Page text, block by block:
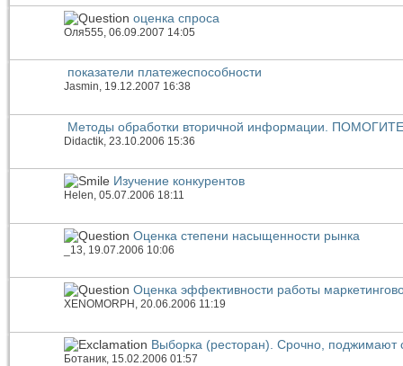
оценка спроса
Оля555 , 06.09.2007 14:05
показатели платежеспособности
Jasmin, 19.12.2007 16:38
Методы обработки вторичной информации.
Didactik , 23.10.2006 15:36
Изучение конкурентов
Helen, 05.07.2006 18:11
Оценка степени насыщенности рынка
_13 , 19.07.2006 10:06
Оценка эффективности работы
XENOMORPH , 20.06.2006 11:19
Выборка (ресторан). Срочно, поджимают
Ботаник , 15.02.2006 01:57